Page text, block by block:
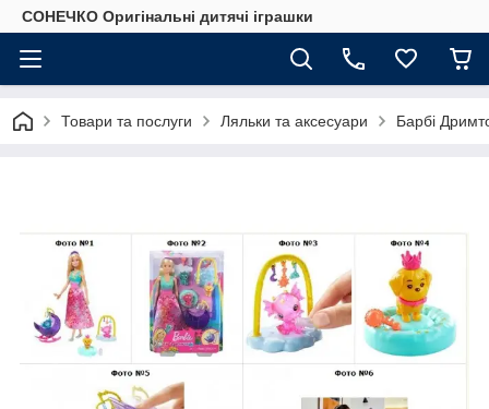
СОНЕЧКО Оригінальні дитячі іграшки
Товари та послуги Ляльки та аксесуари Барбі